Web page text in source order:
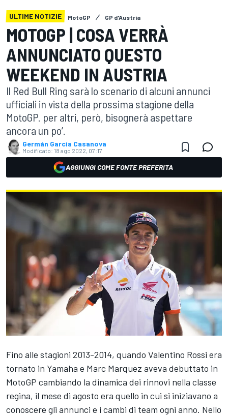
ULTIME NOTIZIE MotoGP GP d'Austria
MOTOGP | COSA VERRÀ
ANNUNCIATO QUESTO
WEEKEND IN AUSTRIA
Il Red Bull Ring sarà lo scenario di alcuni annunci
ufficiali in vista della prossima stagione della
MotoGP. per altri, però, bisognerà aspettare
ancora un po’.
Germán Garcia Casanova
Modificato: 18 ago 2022, 07:17
AGGIUNGI COME FONTE PREFERITA
Fino alle stagioni 2013-2014, quando Valentino Rossi era
tornato in Yamaha e Marc Marquez aveva debuttato in
MotoGP cambiando la dinamica dei rinnovi nella classe
regina, il mese di agosto era quello in cui si iniziavano a
conoscere gli annunci e i cambi di team ogni anno. Nello